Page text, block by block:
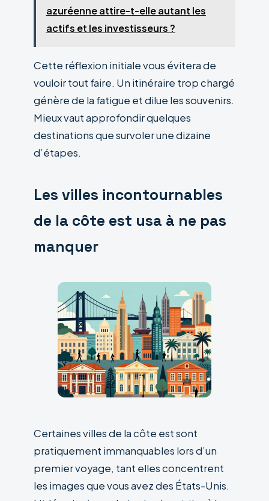
azuréenne attire-t-elle autant les
actifs et les investisseurs ?
Cette réflexion initiale vous évitera de
vouloir tout faire. Un itinéraire trop chargé
génère de la fatigue et dilue les souvenirs.
Mieux vaut approfondir quelques
destinations que survoler une dizaine
d’étapes.
Les villes incontournables
de la côte est usa à ne pas
manquer
Certaines villes de la côte est sont
pratiquement immanquables lors d’un
premier voyage, tant elles concentrent
les images que vous avez des États-Unis.